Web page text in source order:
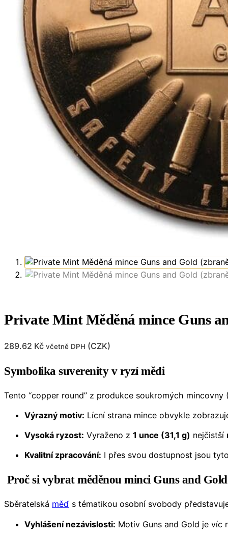
Private Mint Měděná mince Guns
289.62 Kč včetně DPH (CZK)
Symbolika suverenity v ryzí mědi
Tento “copper round” z produkce soukromých
Výrazný motiv: Lícní strana mince obvykle
Vysoká ryzost: Vyraženo z 1 unce (31,1 g) nejčistší
Kvalitní zpracování: I přes svou dostupnost jsou
Proč si vybrat měděnou minci Guns and
Sběratelská měď s tématikou osobní svobody
Vyhlášení nezávislosti: Motiv Guns and Gold je víc